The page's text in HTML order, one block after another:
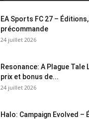
EA Sports FC 27 –
précommande
24 juillet 2026
Resonance: A Plague Tale
prix et bonus de...
24 juillet 2026
Halo: Campaign Evolved –